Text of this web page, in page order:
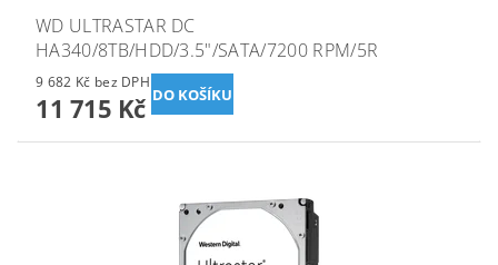
WD ULTRASTAR DC
HA340/8TB/HDD/3.5"/SATA/7200 RPM/5R
9 682 Kč bez DPH
11 715 Kč